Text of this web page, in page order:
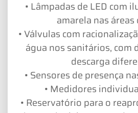
• Lâmpadas de LED com
amarela nas áreas
• Válvulas com
água nos sanitários, com
descarga
• Sensores de presença
• Medidores
• Reservatório para o